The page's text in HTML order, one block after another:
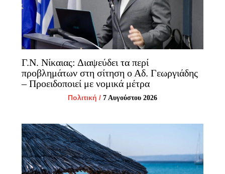
Γ.Ν. Νίκαιας: Διαψεύδει τα περί
προβλημάτων στη σίτηση ο Αδ. Γεωργιάδης
– Προειδοποιεί με νομικά μέτρα
Πολιτική / 7 Αυγούστου 2026